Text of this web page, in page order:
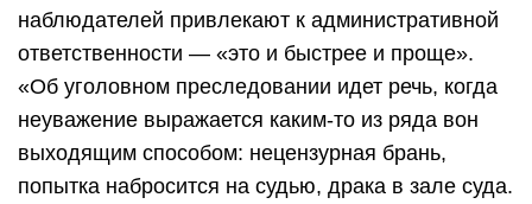
наблюдателей привлекают к административной
ответственности — «это и быстрее и проще».
«Об уголовном преследовании идет речь, когда
неуважение выражается каким-то из ряда вон
выходящим способом: нецензурная брань,
попытка набросится на судью, драка в зале суда.